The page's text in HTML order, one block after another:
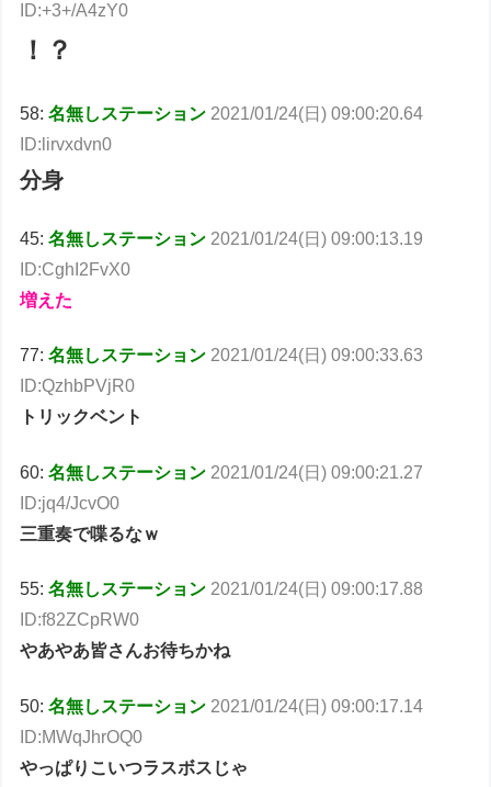
ID:+3+/A4zY0
！？
58:名無しステーション 2021/01/24(日) 09:00:20.64
ID:lirvxdvn0
分身
45:名無しステーション 2021/01/24(日) 09:00:13.19
ID:CghI2FvX0
増えた
77:名無しステーション 2021/01/24(日) 09:00:33.63
ID:QzhbPVjR0
トリックベント
60:名無しステーション 2021/01/24(日) 09:00:21.27
ID:jq4/JcvO0
三重奏で喋るなｗ
55:名無しステーション 2021/01/24(日) 09:00:17.88
ID:f82ZCpRW0
やあやあ皆さんお待ちかね
50:名無しステーション 2021/01/24(日) 09:00:17.14
ID:MWqJhrOQ0
やっぱりこいつラスボスじゃ